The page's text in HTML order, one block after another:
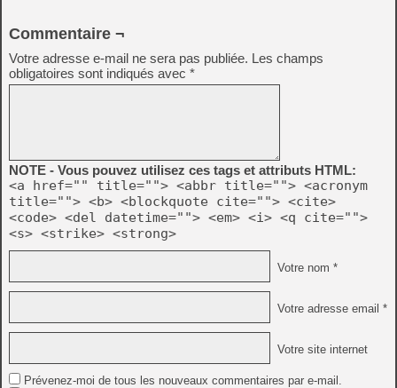
Commentaire ¬
Votre adresse e-mail ne sera pas publiée. Les champs
obligatoires sont indiqués avec *
NOTE - Vous pouvez utilisez ces tags et attributs HTML:
<a href="" title=""> <abbr title=""> <acronym
title=""> <b> <blockquote cite=""> <cite>
<code> <del datetime=""> <em> <i> <q cite="">
<s> <strike> <strong>
Votre nom *
Votre adresse email *
Votre site internet
Prévenez-moi de tous les nouveaux commentaires par e-mail.